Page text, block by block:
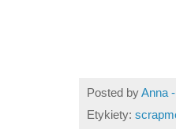
Posted byAnna
Etykiety: